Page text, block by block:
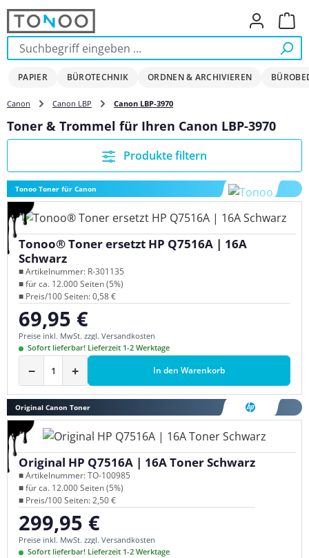
Zum Hauptinhalt springen
PAPIER BÜROTECHNIK ORDNEN & ARCHIVIEREN
Canon Canon LBP Canon LBP-3970
Toner & Trommel für Ihren Canon LBP-3970
Produkte filtern
Tonoo Toner für Canon
Tonoo® Toner ersetzt HP Q7516A | 16A
Schwarz
■ Artikelnummer: R-301135
■ für ca. 12.000 Seiten (5%)
■ Preis/100 Seiten: 0,58 €
Regulärer Preis:
69,95 €
Preise inkl. MwSt. zzgl. Versandkosten
Sofort lieferbar! Lieferzeit 1-2 Werktage
− + In den Warenkorb
Original Canon Toner
Original HP Q7516A | 16A Toner Schwarz
■ Artikelnummer: TO-100985
■ für ca. 12.000 Seiten (5%)
■ Preis/100 Seiten: 2,50 €
Regulärer Preis:
299,95 €
Preise inkl. MwSt. zzgl. Versandkosten
Sofort lieferbar! Lieferzeit 1-2 Werktage